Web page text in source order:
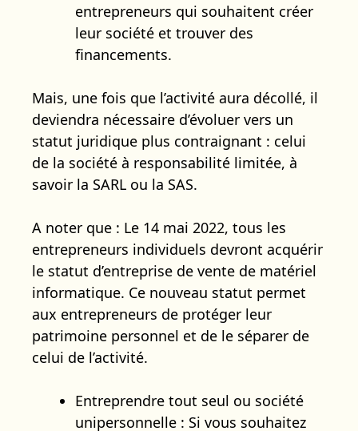
entrepreneurs qui souhaitent créer
leur société et trouver des
financements.
Mais, une fois que l’activité aura décollé, il
deviendra nécessaire d’évoluer vers un
statut juridique plus contraignant : celui
de la société à responsabilité limitée, à
savoir la SARL ou la SAS.
A noter que : Le 14 mai 2022, tous les
entrepreneurs individuels devront acquérir
le statut d’entreprise de vente de matériel
informatique. Ce nouveau statut permet
aux entrepreneurs de protéger leur
patrimoine personnel et de le séparer de
celui de l’activité.
Entreprendre tout seul ou société
unipersonnelle : Si vous souhaitez